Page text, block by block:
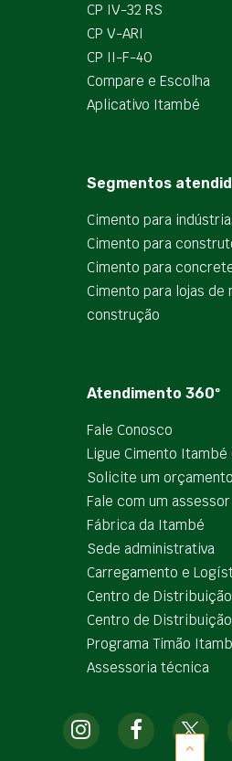
CP IV-32 RS
CP V-ARI
CP II-F-40
Compare e Escolha
Aplicativo Itambé
Segmentos
Cimento para
Cimento para
Cimento para
Cimento para lojas de
construção
Atendimento 360º
Fale Conosco
Ligue Cimento
Solicite um orçamento
Fale com um assessor
Fábrica da Itambé
Sede administrativa
Carregamento e
Centro de
Centro de
Programa Timão
Assessoria técnica